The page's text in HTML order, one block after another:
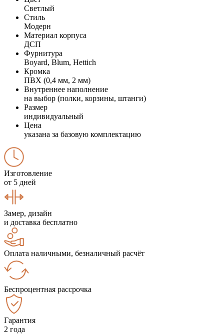
Светлый
Стиль
Модерн
Материал корпуса
ДСП
Фурнитура
Boyard, Blum, Hettich
Кромка
ПВХ (0,4 мм, 2 мм)
Внутреннее наполнение
на выбор (полки, корзины, штанги)
Размер
индивидуальный
Цена
указана за базовую комплектацию
Изготовление
от 5 дней
Замер, дизайн
и доставка бесплатно
Оплата наличными, безналичный расчёт
Беспроцентная рассрочка
Гарантия
2 года